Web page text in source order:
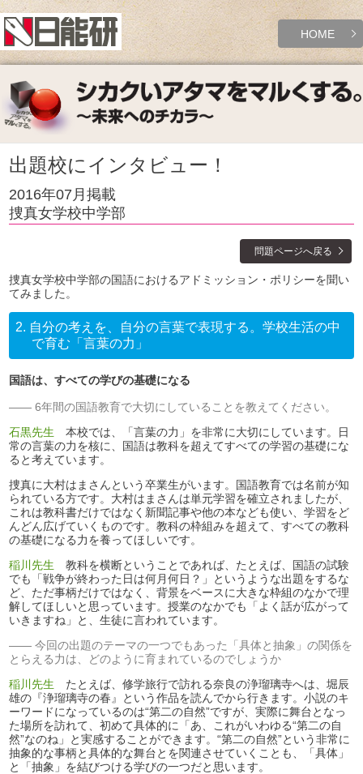
HOME
出題校にインタビュー！
2016年07月掲載
捜真女学校中学部
問題ページへ戻る
捜真女学校中学部の国語におけるアドミッション・ポリシーを聞い
てみました。
2. 自分の考えを、自分の言葉で表現する。学校生活の中
で育む「言葉の力」
国語は、すべての学びの基礎になる
6年間の国語教育で大切にしていることを教えてください。
石黒先生 本校では、「言葉の力」を非常に大切にしています。日
常の言葉の力を核に、国語は教科を超えてすべての学習の基礎にな
ると考えています。
捜真に大村はまさんという卒業生がいます。国語教育では名前が知
られている方です。大村はまさんは単元学習を確立されましたが、
これは教科書だけではなく新聞記事や他の本なども使い、学習をど
んどん広げていくものです。教科の枠組みを超えて、すべての教科
の基礎になる力を養ってほしいです。
稲川先生 教科を横断ということであれば、たとえば、国語の試験
でも「戦争が終わった日は何月何日？」というような出題をするな
ど、ただ事柄だけではなく、背景をベースに大きな枠組のなかで理
解してほしいと思っています。授業のなかでも「よく話が広がって
いきますね」と、生徒に言われています。
今回の出題のテーマの一つでもあった「具体と抽象」の関係を
とらえる力は、どのように育まれているのでしょうか
稲川先生 たとえば、修学旅行で訪れる奈良の浄瑠璃寺へは、堀辰
雄の『浄瑠璃寺の春』という作品を読んでから行きます。小説のキ
ーワードになっているのは“第二の自然”ですが、実際に舞台となっ
た場所を訪れて、初めて具体的に「あ、これがいわゆる“第二の自
然”なのね」と実感することができます。“第二の自然”という非常に
抽象的な事柄と具体的な舞台とを関連させていくことも、「具体」
と「抽象」を結びつける学びの一つだと思います。